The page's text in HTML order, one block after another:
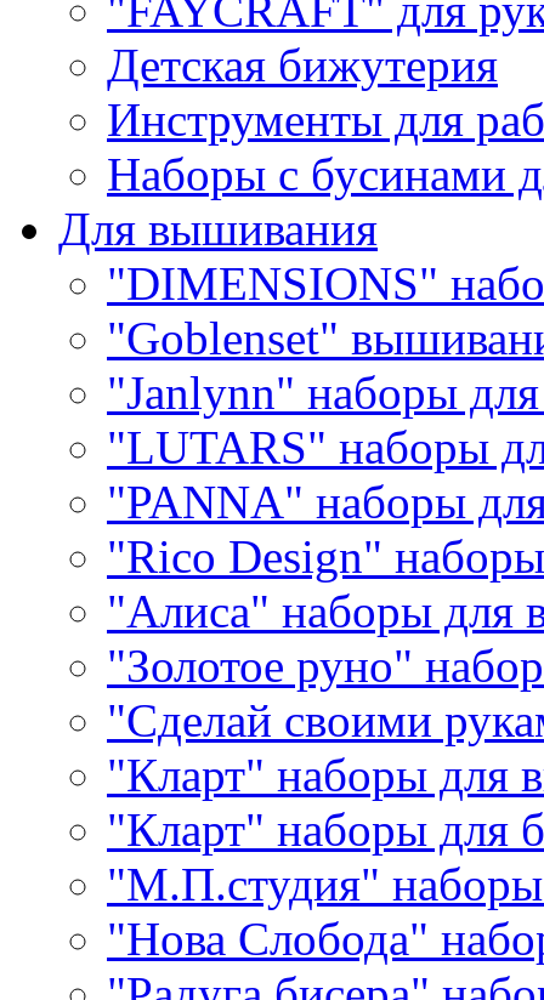
Детская бижутерия
Инструменты для
Наборы с бусинами
Для вышивания
"DIMENSIONS"
"Goblenset"
"Janlynn" наборы
"LUTARS" наборы
"PANNA" наборы
"Rico Design"
"Алиса" наборы для
"Золотое руно"
"Сделай своими
"Кларт" наборы для
"Кларт" наборы для
"М.П.студия"
"Нова Слобода"